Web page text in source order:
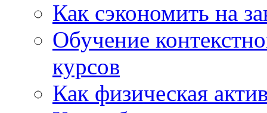
Как сэкономить на
Обучение
курсов
Как физическая